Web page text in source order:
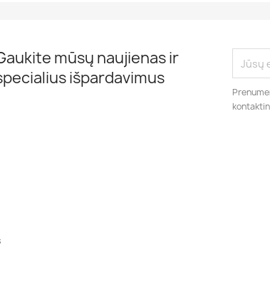
mūsų naujienas ir
išpardavimus